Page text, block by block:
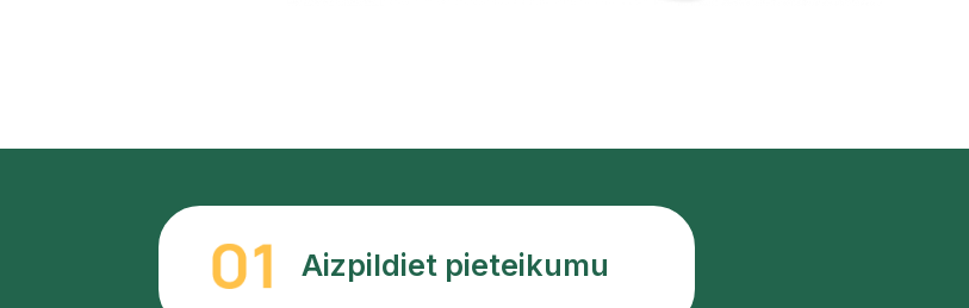
Aizpildiet pieteikumu